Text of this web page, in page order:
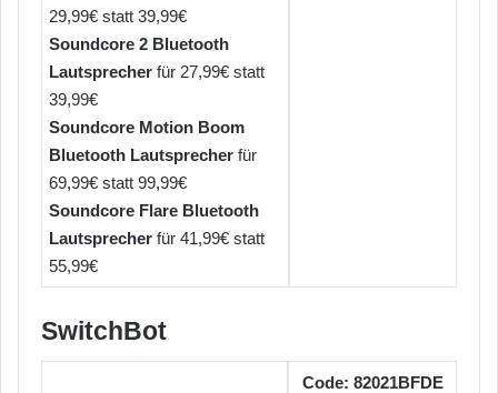
29,99€ statt 39,99€
Soundcore 2 Bluetooth
Lautsprecher für 27,99€ statt
39,99€
Soundcore Motion Boom
Bluetooth Lautsprecher für
69,99€ statt 99,99€
Soundcore Flare Bluetooth
Lautsprecher für 41,99€ statt
55,99€
SwitchBot
Code: 82021BFDE